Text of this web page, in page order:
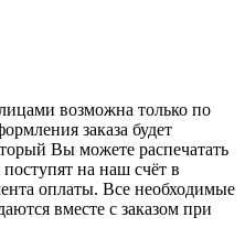
возможна только по
заказа будет
Вы можете распечатать
на наш счёт в
оплаты. Все необходимые
вместе с заказом при